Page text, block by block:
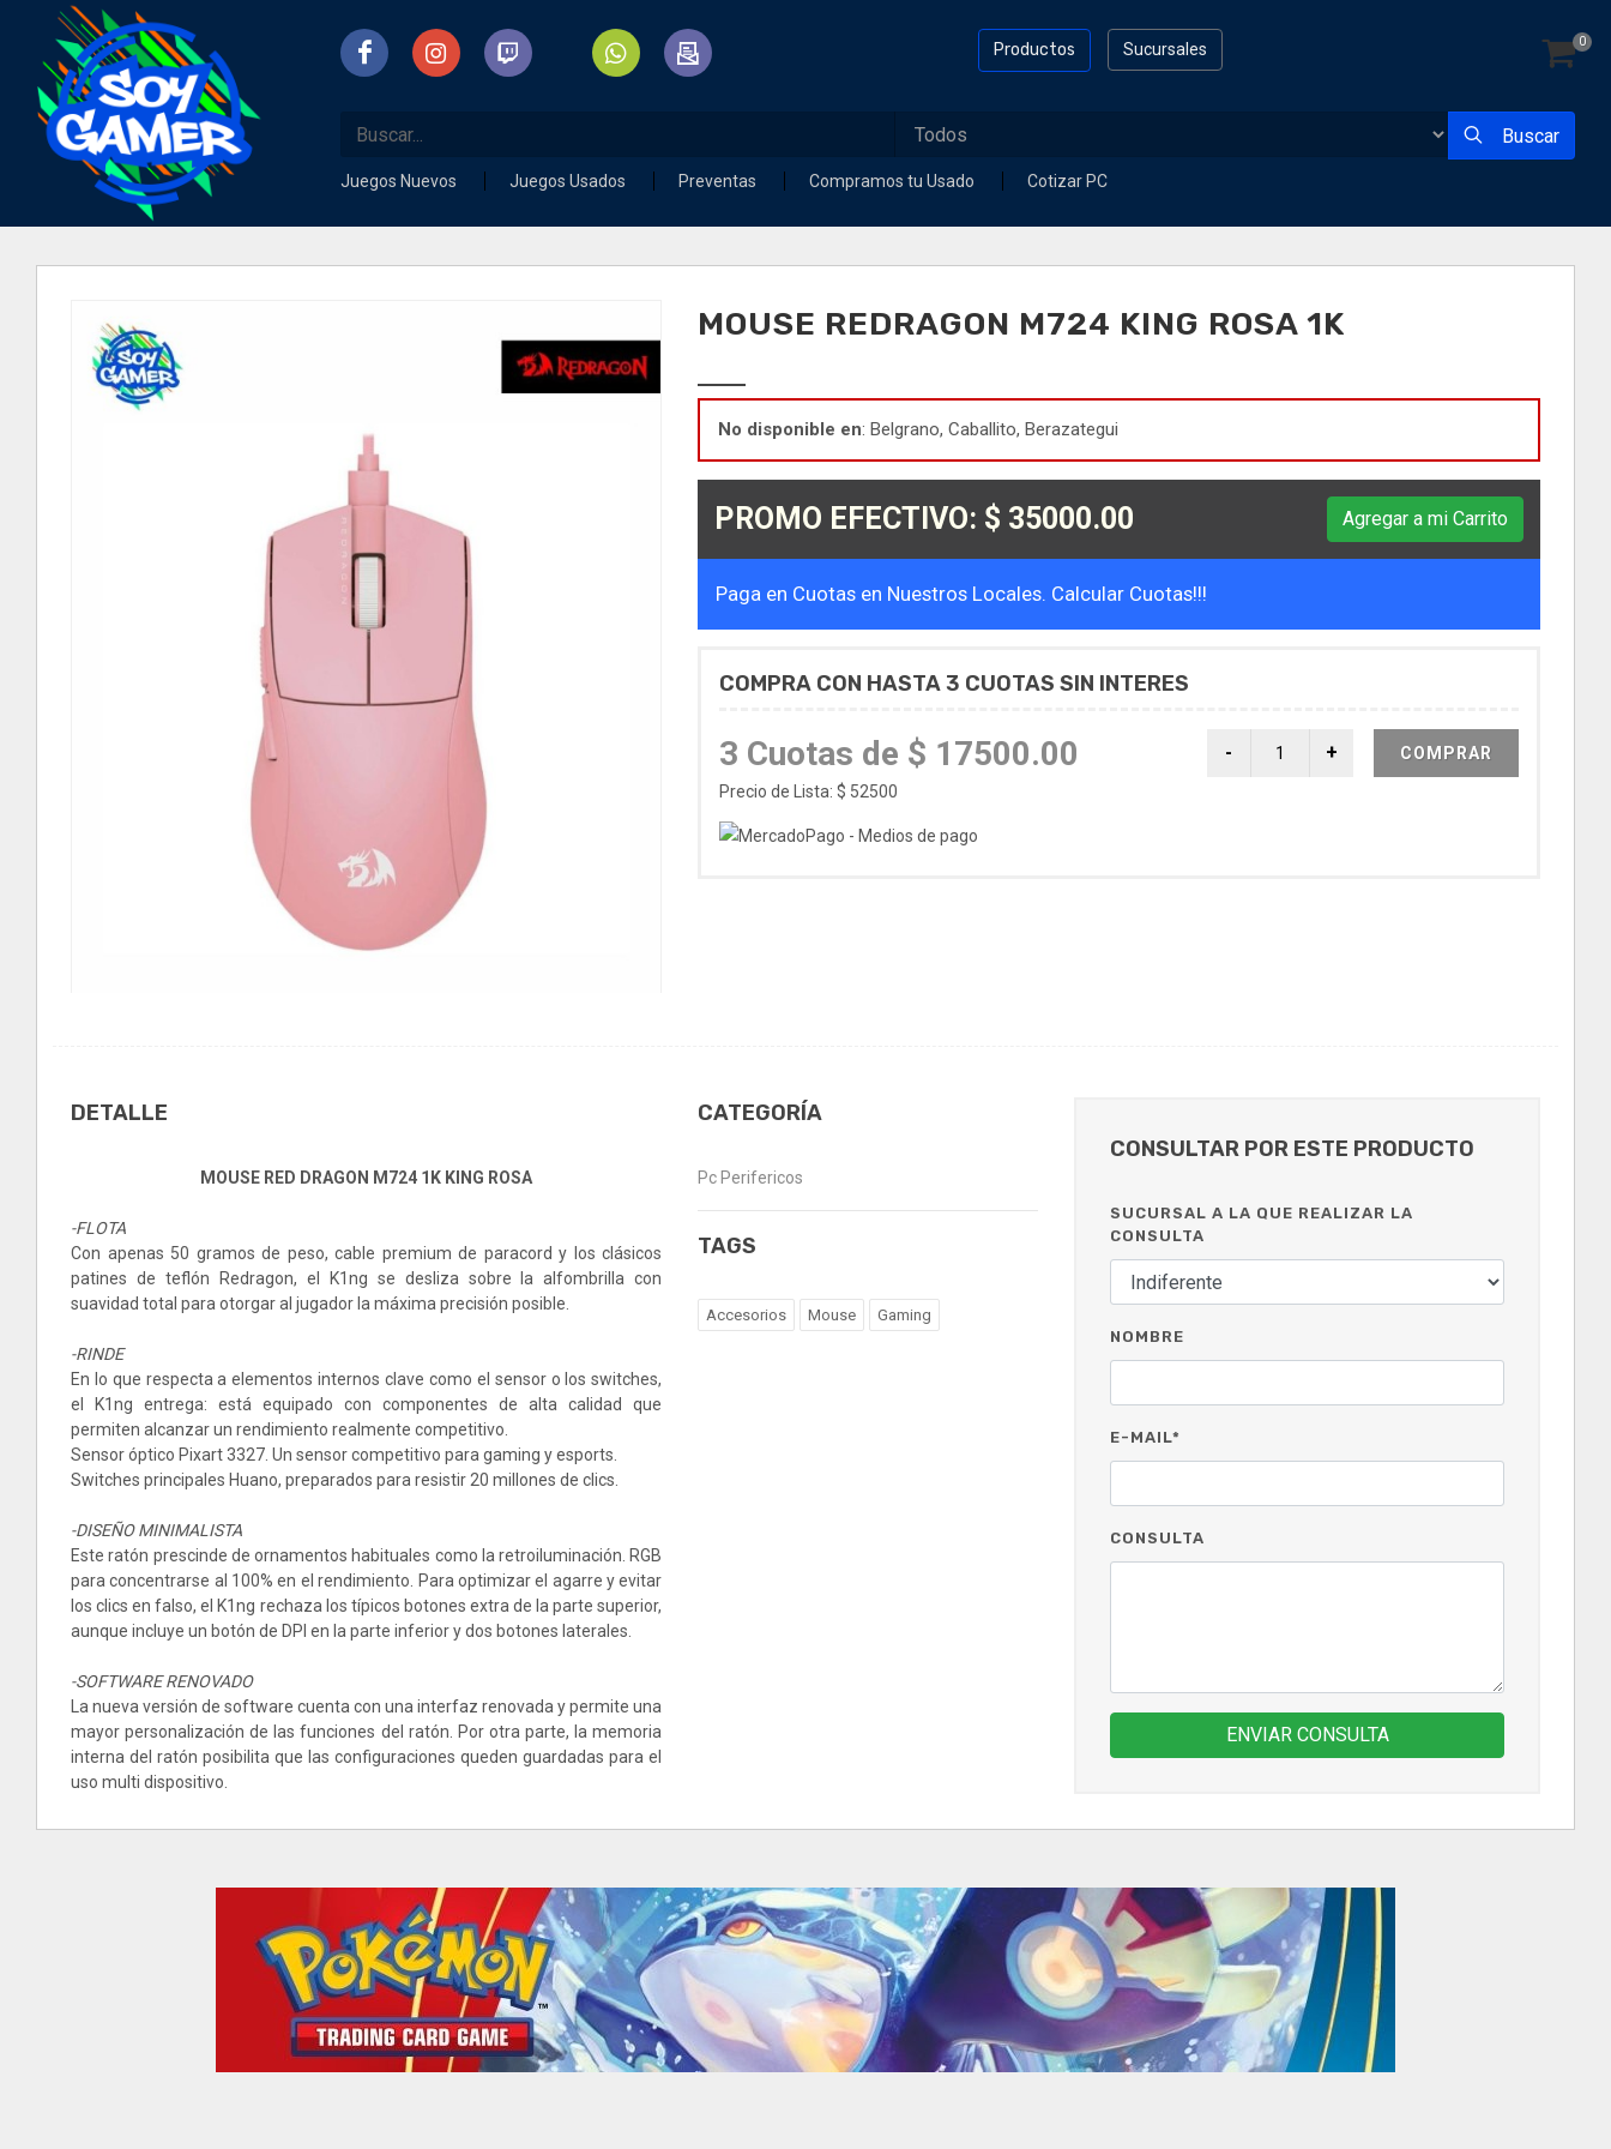
Sucursales
Productos 0
Buscar
Juegos Nuevos Juegos Usados Preventas Compramos tu Usado Cotizar PC
MOUSE REDRAGON M724 KING ROSA 1K
No disponible en: Belgrano, Caballito, Berazategui
PROMO EFECTIVO: $ 35000.00 Agregar a mi Carrito
Paga en Cuotas en Nuestros Locales. Calcular Cuotas!!!
COMPRA CON HASTA 3 CUOTAS SIN INTERES
3 Cuotas de $ 17500.00
Precio de Lista: $ 52500
COMPRAR
DETALLE
MOUSE RED DRAGON M724 1K KING ROSA
-FLOTA
Con apenas 50 gramos de peso, cable premium de paracord y los clásicos
patines de teflón Redragon, el K1ng se desliza sobre la alfombrilla con
suavidad total para otorgar al jugador la máxima precisión posible.
-RINDE
En lo que respecta a elementos internos clave como el sensor o los switches,
el K1ng entrega: está equipado con componentes de alta calidad que
permiten alcanzar un rendimiento realmente competitivo.
Sensor óptico Pixart 3327. Un sensor competitivo para gaming y esports.
Switches principales Huano, preparados para resistir 20 millones de clics.
-DISEÑO MINIMALISTA
Este ratón prescinde de ornamentos habituales como la retroiluminación. RGB
para concentrarse al 100% en el rendimiento. Para optimizar el agarre y evitar
los clics en falso, el K1ng rechaza los típicos botones extra de la parte superior,
aunque incluye un botón de DPI en la parte inferior y dos botones laterales.
-SOFTWARE RENOVADO
La nueva versión de software cuenta con una interfaz renovada y permite una
mayor personalización de las funciones del ratón. Por otra parte, la memoria
interna del ratón posibilita que las configuraciones queden guardadas para el
uso multi dispositivo.
CATEGORÍA
Pc Perifericos
TAGS
Accesorios Mouse Gaming
CONSULTAR POR ESTE PRODUCTO
SUCURSAL A LA QUE REALIZAR LA
CONSULTA
NOMBRE
E-MAIL*
CONSULTA
ENVIAR CONSULTA